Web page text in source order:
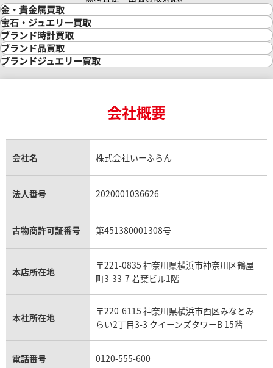
金・貴金属買取
金買取
金の相場価格情報
金の参考買取価格一覧
インゴット買取
インゴットの相場価格情報
24金買取
金貨買取
貴金属買取
銀・シルバー買取
パラジウム買取
宝石・ジュエリー買取
宝石・ジュエリー買取
ダイヤモンド買取
ダイヤモンド・宝石の参考価格一覧
リング・結婚指輪買取
エメラルド買取
トパーズ買取
タンザナイト買取
キャッツアイ買取
アクアマリン買取
ブランド時計買取
時計買取
ロレックス買取
ロレックス デイトナ買取
ロレックス サブマリーナー買取
ロレックス エクスプローラー買取
ロレックス デイトジャスト買取
パテック フィリップノーチラス買取
ヴァシュロン・コンスタンタン買取
オメガ買取
カルティエ買取
フランク ミュラー買取
リシャール・ミル買取
パネライ買取
チューダー（チュードル）買取
ブランド品買取
ブランド買取
シャネル マトラッセ買取
セリーヌ買取
プラダ買取
ブランドジュエリー買取
ヴァンクリーフ＆アーペル買取
ショーメ買取
ダミアーニ買取
モーブッサン買取
会社概要
会社名 株式会社いーふらん
法人番号 2020001036626
古物商許可証番号 第451380001308号
本店所在地
〒221-0835 神奈川県横浜市神奈川区鶴屋
町3-33-7 若葉ビル1階
本社所在地
〒220-6115 神奈川県横浜市西区みなとみ
らい2丁目3-3 クイーンズタワーB 15階
電話番号 0120-555-600